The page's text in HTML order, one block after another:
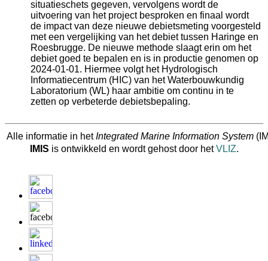
situatieschets gegeven, vervolgens wordt de
uitvoering van het project besproken en finaal wordt
de impact van deze nieuwe debietsmeting voorgesteld
met een vergelijking van het debiet tussen Haringe en
Roesbrugge. De nieuwe methode slaagt erin om het
debiet goed te bepalen en is in productie genomen op
2024-01-01. Hiermee volgt het Hydrologisch
Informatiecentrum (HIC) van het Waterbouwkundig
Laboratorium (WL) haar ambitie om continu in te
zetten op verbeterde debietsbepaling.
Alle informatie in hetIntegrated Marine Information System
IMIS is ontwikkeld en wordt gehost door hetVLIZ.